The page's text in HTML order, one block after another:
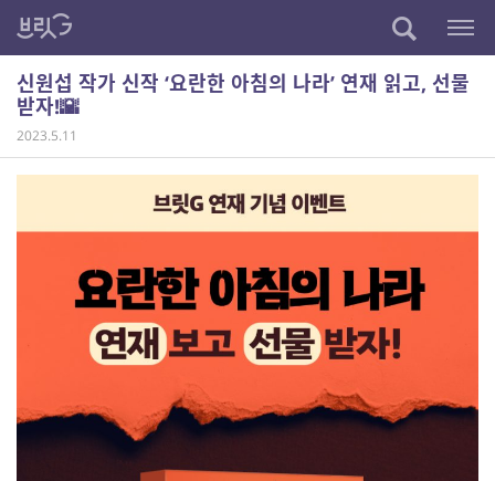
신원섭 작가 신작 ‘요란한 아침의 나라’ 연재 읽고, 선물
받자!🌇
2023.5.11